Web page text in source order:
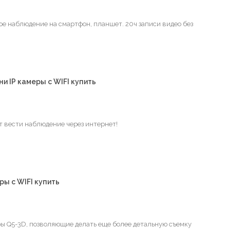
наблюдение на смартфон, планшет. 20ч записи видео без
IP камеры с WIFI купить
вести наблюдение через интернет!
с WIFI купить
Q5-3D, позволяющие делать еще более детальную съемку